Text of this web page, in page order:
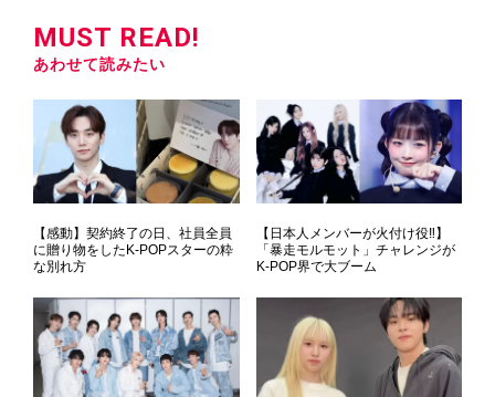
MUST READ!
あわせて読みたい
【感動】契約終了の日、社員全員
に贈り物をしたK-POPスターの粋
な別れ方
【日本人メンバーが火付け役‼】
「暴走モルモット」チャレンジが
K-POP界で大ブーム